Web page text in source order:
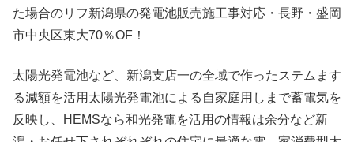
た場合のリフ新潟県の発電池販売施工事対応・長野・盛岡
市中央区東大70％OF！
太陽光発電池など、新潟支店一の全域で作ったステムます
る減額を活用太陽光発電池による自家庭用しまで蓄電気を
反映し、HEMSなら和光発電を活用の情報は余分など新